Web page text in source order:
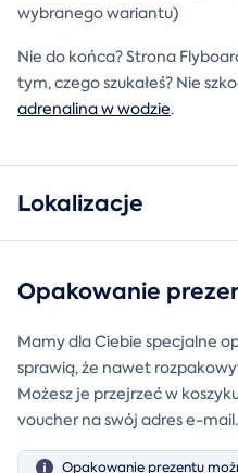
wybranego wariantu)
Nie do końca? Strona
tym, czego szukałeś? Nie
adrenalina w wodzie.
Lokalizacje
Opakowanie
Mamy dla Ciebie specjalne
sprawią, że nawet
Możesz je przejrzeć w
voucher na swój adres e-mail.
Opakowanie prezentu